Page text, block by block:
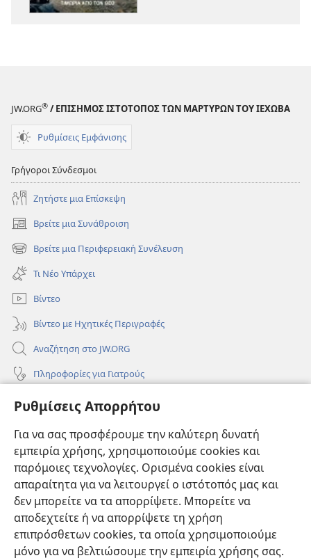
Ρυθμίσεις Απορρήτου
Για να σας προσφέρουμε την καλύτερη δυνατή
εμπειρία χρήσης, χρησιμοποιούμε cookies και
παρόμοιες τεχνολογίες. Ορισμένα cookies είναι
απαραίτητα για να λειτουργεί ο ιστότοπός μας και
δεν μπορείτε να τα απορρίψετε. Μπορείτε να
αποδεχτείτε ή να απορρίψετε τη χρήση
επιπρόσθετων cookies, τα οποία χρησιμοποιούμε
μόνο για να βελτιώσουμε την εμπειρία χρήσης σας.
JW.ORG® / ΕΠΙΣΗΜΟΣ ΙΣΤΟΤΟΠΟΣ ΤΩΝ ΜΑΡΤΥΡΩΝ ΤΟΥ ΙΕΧΩΒΑ
Ρυθμίσεις Εμφάνισης
Γρήγοροι Σύνδεσμοι
Ζητήστε μια Επίσκεψη
Βρείτε μια Συνάθροιση
(ανοίγει
νέο
παράθυρο)
Βρείτε μια Περιφερειακή Συνέλευση
(ανοίγει
νέο
παράθυρο)
Τι Νέο Υπάρχει
Βίντεο
Βίντεο με Ηχητικές Περιγραφές
Αναζήτηση στο JW.ORG
Πληροφορίες για Γιατρούς
Πληροφορίες για Επίσημους Φορείς και ΜΜΕ
Συνεισφορές
(ανοίγει
παράθυρο)ΔΙΑΔΙΚΤΥΑΚΗ ΒΙΒΛΙΟΘΗΚΗ της Σκοπιάς™
(ανοίγει
νέο
παράθυρο)
JW Hub ®
(ανοίγει
νέο